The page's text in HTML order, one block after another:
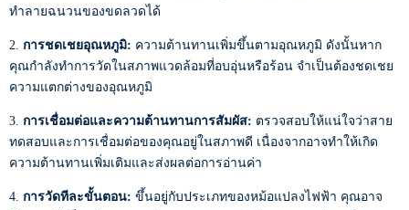
ทำลายฉนวนของขดลวดได้
2. การชดเชยอุณหภูมิ: ความต้านทานเพิ่มขึ้นตามอุณหภูมิ ดังนั้นหาก
คุณกำลังทำการวัดในสภาพแวดล้อมที่อบอุ่นหรือร้อน จำเป็นต้องชดเชย
ความแตกต่างของอุณหภูมิ
3. การเชื่อมต่อและความต้านทานการสัมผัส: ตรวจสอบให้แน่ใจว่าสาย
ทดสอบและการเชื่อมต่อของคุณอยู่ในสภาพดี เนื่องจากอาจทำให้เกิด
ความต้านทานเพิ่มเติมและส่งผลต่อการอ่านค่า
4. การวัดทีละขั้นตอน: ขึ้นอยู่กับประเภทของหม้อแปลงไฟฟ้า คุณอาจ